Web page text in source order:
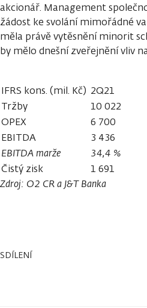
akcionář. Management
žádost ke svolání mimořádné
měla právě vytěsnění minorit
by mělo dnešní zveřejnění vliv
IFRS kons. (mil. Kč) 2Q21
Tržby
10 022
OPEX
6 700
EBITDA
3 436
EBITDA marže
34,4 %
Čistý zisk
1 691
Zdroj: O2 CR a J&T Banka
SDÍLENÍ